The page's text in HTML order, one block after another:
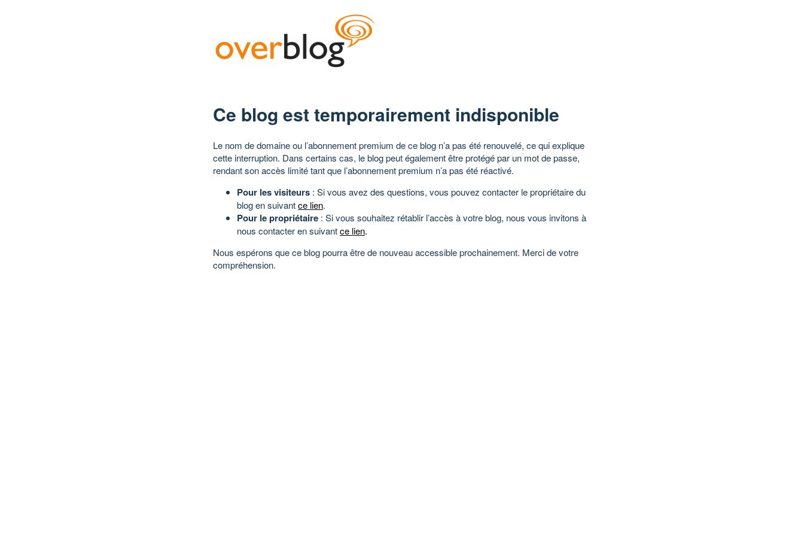
Ce blog est temporairement indisponible
Le nom de domaine ou l’abonnement premium de ce blog n’a pas été renouvelé, ce qui explique
cette interruption. Dans certains cas, le blog peut également être protégé par un mot de passe,
rendant son accès limité tant que l’abonnement premium n’a pas été réactivé.
Pour les visiteurs : Si vous avez des questions, vous pouvez contacter le propriétaire du
blog en suivantce lien.
Pour le propriétaire : Si vous souhaitez rétablir l’accès à votre blog, nous vous invitons à
nous contacter en suivantce lien.
Nous espérons que ce blog pourra être de nouveau accessible prochainement. Merci de votre
compréhension.